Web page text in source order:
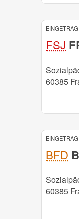
FSJ
60385
BFD
60385